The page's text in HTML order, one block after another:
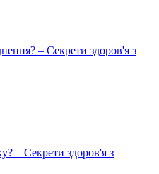
– Секрети здоров'я з
– Секрети здоров'я з